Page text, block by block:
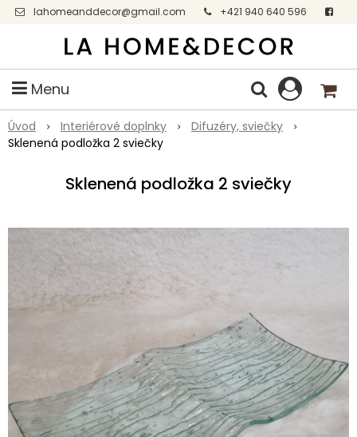
lahomeanddecor@gmail.com
+421 940 640 596
Facebook
Menu
Úvod Interiérové doplnky
Difuzéry, sviečky
Sklenená podložka 2 sviečky
Sklenená podložka 2 sviečky